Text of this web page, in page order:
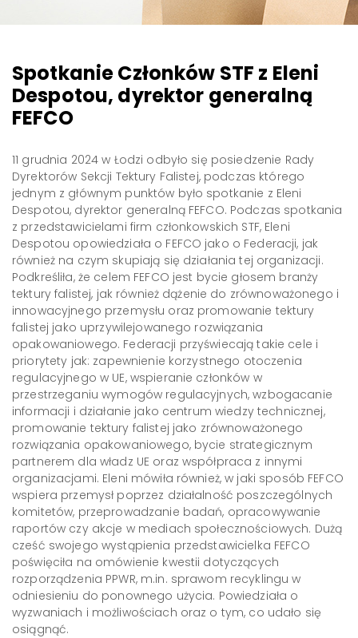
Spotkanie Członków STF z Eleni
Despotou, dyrektor generalną
FEFCO
11 grudnia 2024 w Łodzi odbyło się posiedzenie Rady
Dyrektorów Sekcji Tektury Falistej, podczas którego
jednym z głównym punktów było spotkanie z Eleni
Despotou, dyrektor generalną FEFCO. Podczas spotkania
z przedstawicielami firm członkowskich STF, Eleni
Despotou opowiedziała o FEFCO jako o Federacji, jak
również na czym skupiają się działania tej organizacji.
Podkreśliła, że celem FEFCO jest bycie głosem branży
tektury falistej, jak również dążenie do zrównoważonego i
innowacyjnego przemysłu oraz promowanie tektury
falistej jako uprzywilejowanego rozwiązania
opakowaniowego. Federacji przyświecają takie cele i
priorytety jak: zapewnienie korzystnego otoczenia
regulacyjnego w UE, wspieranie członków w
przestrzeganiu wymogów regulacyjnych, wzbogacanie
informacji i działanie jako centrum wiedzy technicznej,
promowanie tektury falistej jako zrównoważonego
rozwiązania opakowaniowego, bycie strategicznym
partnerem dla władz UE oraz współpraca z innymi
organizacjami. Eleni mówiła również, w jaki sposób FEFCO
wspiera przemysł poprzez działalność poszczególnych
komitetów, przeprowadzanie badań, opracowywanie
raportów czy akcje w mediach społecznościowych. Dużą
cześć swojego wystąpienia przedstawicielka FEFCO
poświęciła na omówienie kwestii dotyczących
rozporządzenia PPWR, m.in. sprawom recyklingu w
odniesieniu do ponownego użycia. Powiedziała o
wyzwaniach i możliwościach oraz o tym, co udało się
osiągnąć.